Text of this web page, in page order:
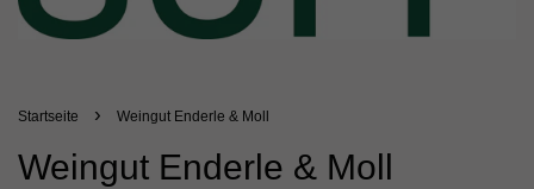
Startseite › Weingut Enderle & Moll
Weingut Enderle & Moll